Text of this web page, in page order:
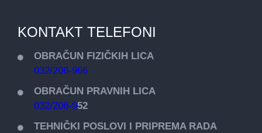
KONTAKT TELEFONI
OBRAČUN FIZIČKIH LICA
032/206-966
OBRAČUN PRAVNIH LICA
032/206-952
TEHNIČKI POSLOVI I PRIPREMA RADA